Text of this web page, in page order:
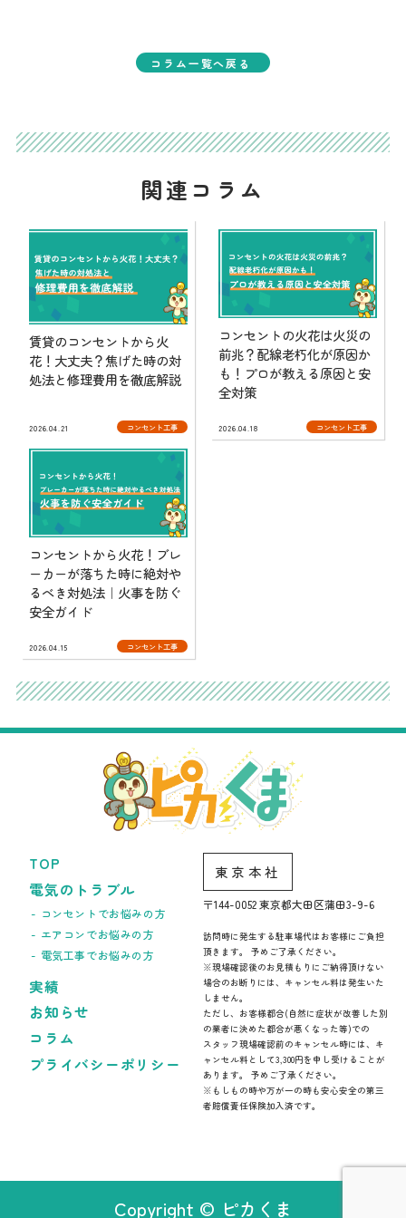
コラム一覧へ戻る
関連コラム
賃貸のコンセントから火
花！大丈夫？焦げた時の対
処法と修理費用を徹底解説
2026.04.21 コンセント工事
コンセントの火花は火災の
前兆？配線老朽化が原因か
も！プロが教える原因と安
全対策
2026.04.18 コンセント工事
コンセントから火花！ブレ
ーカーが落ちた時に絶対や
るべき対処法｜火事を防ぐ
安全ガイド
2026.04.15 コンセント工事
TOP
電気のトラブル
コンセントでお悩みの方
エアコンでお悩みの方
電気工事でお悩みの方
実績
お知らせ
コラム
プライバシーポリシー
東京本社
〒144-0052 東京都大田区蒲田3-9-6
訪問時に発生する駐車場代はお客様にご負担
頂きます。 予めご了承ください。
※現場確認後のお見積もりにご納得頂けない
場合のお断りには、キャンセル料は発生いた
しません。
ただし、お客様都合(自然に症状が改善した別
の業者に決めた都合が悪くなった等)での
スタッフ現場確認前のキャンセル時には、キ
ャンセル料として3,300円を申し受けることが
あります。 予めご了承ください。
※もしもの時や万が一の時も安心安全の第三
者賠償責任保険加入済です。
Copyright © ピカくま